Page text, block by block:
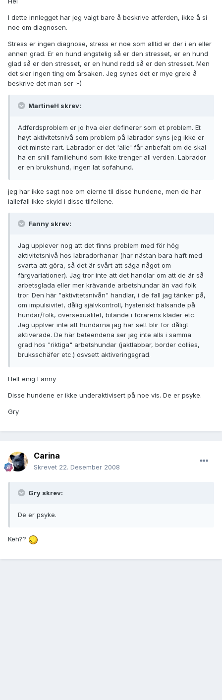
I dette innlegget har jeg valgt bare å beskrive atferden, ikke å si
noe om diagnosen.
Stress er ingen diagnose, stress er noe som alltid er der i en eller
annen grad. Er en hund engstelig så er den stresset, er en hund
glad så er den stresset, er en hund redd så er den stresset. Men
det sier ingen ting om årsaken. Jeg synes det er mye greie å
beskrive det man ser :-)
MartineH skrev:
Adferdsproblem er jo hva eier definerer som et problem. Et
høyt aktivitetsnivå som problem på labrador syns jeg ikke er
det minste rart. Labrador er det 'alle' får anbefalt om de skal
ha en snill familiehund som ikke trenger all verden. Labrador
er en brukshund, ingen lat sofahund.
jeg har ikke sagt noe om eierne til disse hundene, men de har
iallefall ikke skyld i disse tilfellene.
Fanny skrev:
Jag upplever nog att det finns problem med för hög
aktivitetsnivå hos labradorhanar (har nästan bara haft med
svarta att göra, så det är svårt att säga något om
färgvariationer). Jag tror inte att det handlar om att de är så
arbetsglada eller mer krävande arbetshundar än vad folk
tror. Den här "aktivitetsnivån" handlar, i de fall jag tänker på,
om impulsivitet, dålig självkontroll, hysteriskt hälsande på
hundar/folk, översexualitet, bitande i förarens kläder etc.
Jag upplver inte att hundarna jag har sett blir för dåligt
aktiverade. De här beteendena ser jag inte alls i samma
grad hos "riktiga" arbetshundar (jaktlabbar, border collies,
bruksschäfer etc.) osvsett aktiveringsgrad.
Helt enig Fanny
Disse hundene er ikke underaktivisert på noe vis. De er psyke.
Gry
Carina
Skrevet 22. Desember 2008
Gry skrev:
De er psyke.
Keh??